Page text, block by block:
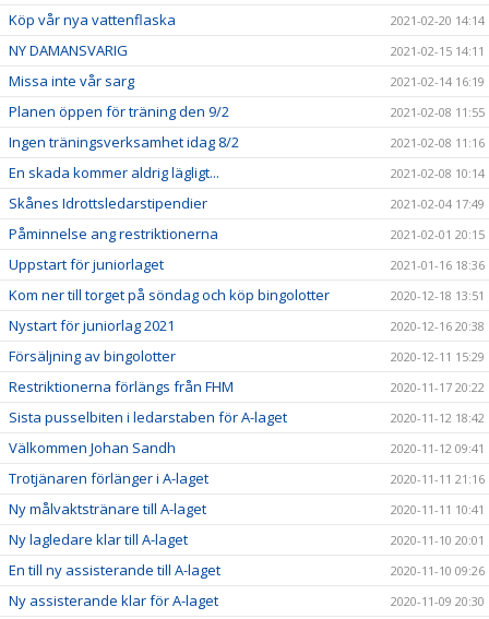
Köp vår nya vattenflaska 2021-02-20 14:14
NY DAMANSVARIG 2021-02-15 14:11
Missa inte vår sarg 2021-02-14 16:19
Planen öppen för träning den 9/2 2021-02-08 11:55
Ingen träningsverksamhet idag 8/2 2021-02-08 11:16
En skada kommer aldrig lägligt... 2021-02-08 10:14
Skånes Idrottsledarstipendier 2021-02-04 17:49
Påminnelse ang restriktionerna 2021-02-01 20:15
Uppstart för juniorlaget 2021-01-16 18:36
Kom ner till torget på söndag och köp bingolotter 2020-12-18 13:51
Nystart för juniorlag 2021 2020-12-16 20:38
Försäljning av bingolotter 2020-12-11 15:29
Restriktionerna förlängs från FHM 2020-11-17 20:22
Sista pusselbiten i ledarstaben för A-laget 2020-11-12 18:42
Välkommen Johan Sandh 2020-11-12 09:41
Trotjänaren förlänger i A-laget 2020-11-11 21:16
Ny målvaktstränare till A-laget 2020-11-11 10:41
Ny lagledare klar till A-laget 2020-11-10 20:01
En till ny assisterande till A-laget 2020-11-10 09:26
Ny assisterande klar för A-laget 2020-11-09 20:30